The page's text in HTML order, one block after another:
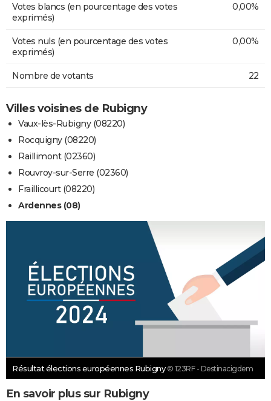
Votes blancs (en pourcentage des votes
exprimés)
0,00%
Votes nuls (en pourcentage des votes
exprimés)
0,00%
Nombre de votants 22
Villes voisines de Rubigny
Vaux-lès-Rubigny (08220)
Rocquigny (08220)
Raillimont (02360)
Rouvroy-sur-Serre (02360)
Fraillicourt (08220)
Ardennes (08)
Résultat élections européennes Rubigny © 123RF - Destinacigdem
En savoir plus sur Rubigny